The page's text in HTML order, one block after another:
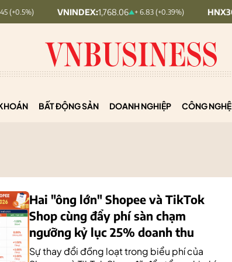
VNINDEX: 1,768.06 + 6.83 (+0.39%) HNX30: 455.12
BẤT ĐỘNG SẢN DOANH NGHIỆP CÔNG NGHỆ
Hai "ông lớn" Shopee và TikTok
Shop cùng đẩy phí sàn chạm
ngưỡng kỷ lục 25% doanh thu
Sự thay đổi đồng loạt trong biểu phí của